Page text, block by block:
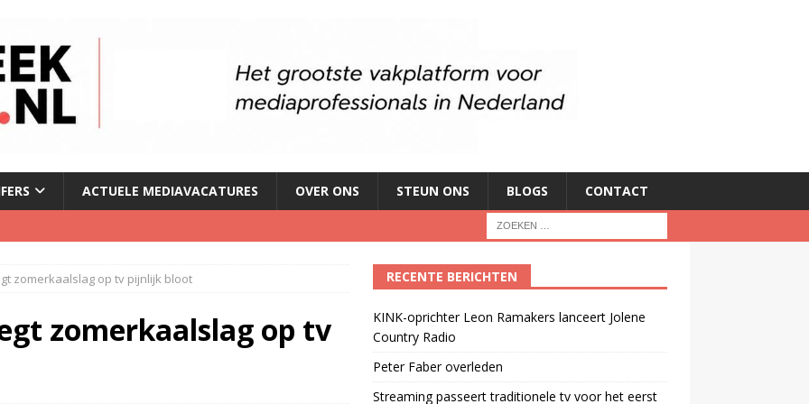
ACTUELE MEDIAVACATURES OVER ONS STEUN ONS BLOGS CONTACT
geschorst na dickpic in groepsapp)
lanceert Jolene Country Radio
zomerkaalslag op tv pijnlijk bloot
zomerkaalslag op tv
RECENTE BERICHTEN
KINK-oprichter Leon Ramakers lanceert Jolene
Country Radio
Peter Faber overleden
Streaming passeert traditionele tv voor het eerst